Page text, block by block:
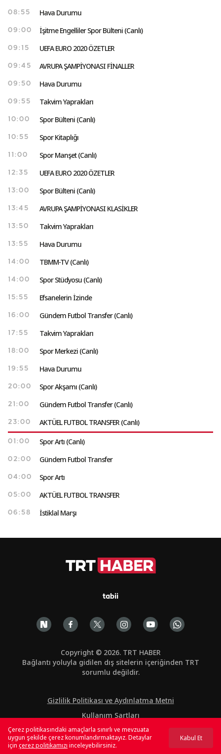
08:55 Hava Durumu
09:00 İşitme Engelliler Spor Bülteni (Canlı)
09:15 UEFA EURO 2020 ÖZETLER
09:45 AVRUPA ŞAMPİYONASI FİNALLER
09:50 Hava Durumu
09:55 Takvim Yaprakları
10:00 Spor Bülteni (Canlı)
10:55 Spor Kitaplığı
11:00 Spor Manşet (Canlı)
12:35 UEFA EURO 2020 ÖZETLER
13:00 Spor Bülteni (Canlı)
13:45 AVRUPA ŞAMPİYONASI KLASİKLER
13:50 Takvim Yaprakları
13:55 Hava Durumu
14:00 TBMM-TV (Canlı)
14:00 Spor Stüdyosu (Canlı)
15:55 Efsanelerin İzinde
16:00 Gündem Futbol Transfer (Canlı)
17:55 Takvim Yaprakları
18:00 Spor Merkezi (Canlı)
19:55 Hava Durumu
20:00 Spor Akşamı (Canlı)
21:00 Gündem Futbol Transfer (Canlı)
23:00 AKTÜEL FUTBOL TRANSFER (Canlı)
01:00 Spor Artı (Canlı)
02:00 Gündem Futbol Transfer
04:00 Spor Artı
05:00 AKTÜEL FUTBOL TRANSFER
06:58 İstiklal Marşı
tabii
Copyright © 2026. TRT HABER
Bağlantı yoluyla gidilen dış sitelerin içeriğinden TRT
sorumlu değildir.
Gizlilik Politikası ve Aydınlatma Metni
Kullanım Şartları
Çerez Politikası
Çerez politikasındaki amaçlarla sınırlı ve mevzuata
uygun şekilde çerez konumlandırmaktayız. Detaylar
için çerez politikamızı inceleyebilirsiniz.
Kabul Et